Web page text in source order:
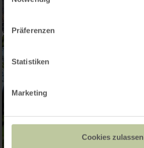
Präferenzen
Statistiken
Marketing
Cookies zulassen